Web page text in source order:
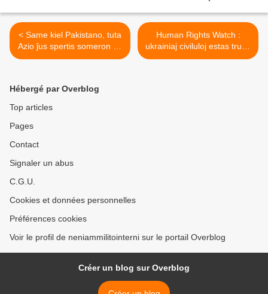
< Same kiel Pakistano, tuta
Azio ĵus spertis someron da
klimataj katastrofoj
Human Rights Watch :
ukrainiaj civiluloj estas trude
translokitaj al Rusio >
Hébergé par Overblog
Top articles
Pages
Contact
Signaler un abus
C.G.U.
Cookies et données personnelles
Préférences cookies
Voir le profil de neniammilitointerni sur le portail Overblog
Créer un blog sur Overblog